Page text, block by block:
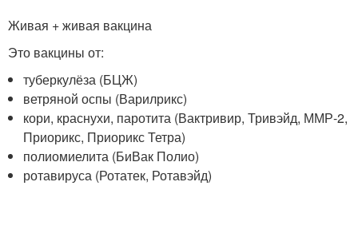
Живая + живая вакцина
Это вакцины от:
туберкулёза (БЦЖ)
ветряной оспы (Варилрикс)
кори, краснухи, паротита (Вактривир, Тривэйд, ММР-2,
Приорикс, Приорикс Тетра)
полиомиелита (БиВак Полио)
ротавируса (Ротатек, Ротавэйд)